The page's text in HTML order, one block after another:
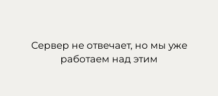
Сервер не отвечает, но мы уже
работаем над этим